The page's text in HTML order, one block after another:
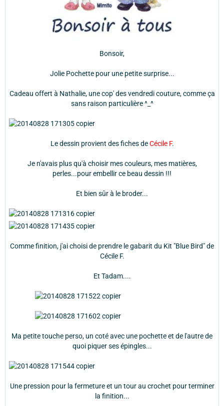
Bonsoir,
Jolie Pochette pour une petite surprise...
Cadeau offert à Nathalie, une cop' des vendredi couture, comme ça
sans raison particulière ^_^
Le dessin provient des fiches deCécile F.
Je n'avais plus qu'à choisir mes couleurs, mes matières,
perles...pour embellir ce beau dessin !!!
Et bien sûr à le broder...
Comme finition, j'ai choisi de prendre le gabarit du Kit "Blue Bird" de
Cécile F.
Et Tadam....
Ma petite touche perso, un coté avec une pochette et de l'autre de
quoi piquer ses épingles...
Une pression pour la fermeture et un tour au crochet pour terminer
la finition...